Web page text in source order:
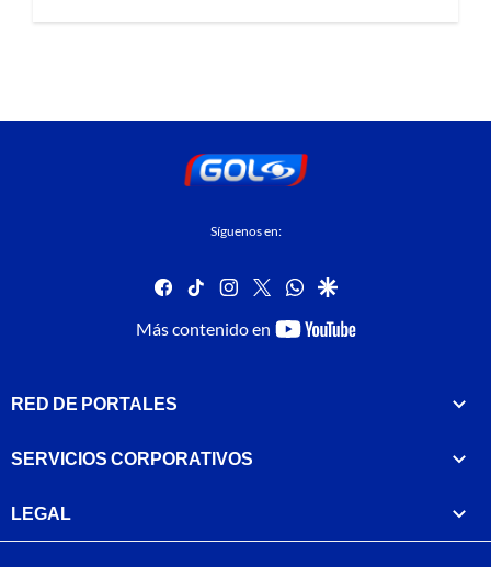
Síguenos en:
facebook
tiktok instagram
twitterwhatsapp
google
Más contenido en
youtube-
RED DE PORTALES
SERVICIOS CORPORATIVOS
LEGAL